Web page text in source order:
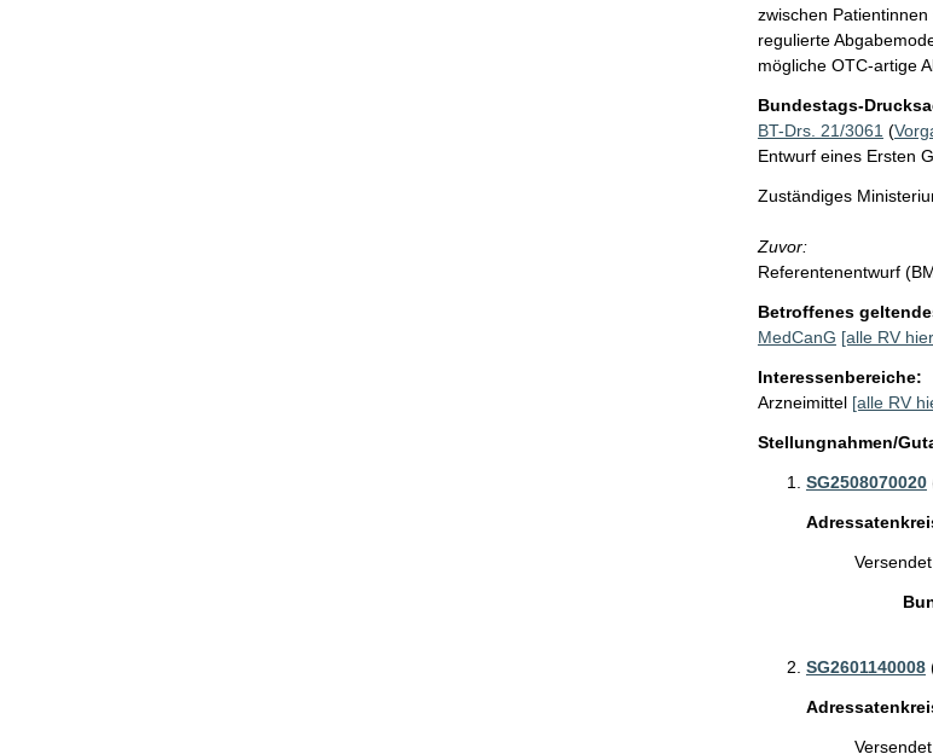
zwischen
regulierte
mögliche OTC-artige
Bundestags-
BT-Drs. 21/3061 (
Entwurf eines Ersten
Zuständiges
Zuvor:
Referentenentwurf
Betroffenes
MedCanG [alle RV
Interessenbereiche:
Arzneimittel [alle RV
Stellungnahmen/
SG2508070020
SG2601140008